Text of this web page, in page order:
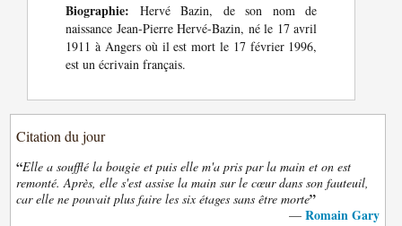
Biographie: Hervé Bazin, de son nom de
naissance Jean-Pierre Hervé-Bazin, né le 17 avril
1911 à Angers où il est mort le 17 février 1996,
est un écrivain français.
Citation du jour
“Elle a soufflé la bougie et puis elle m'a pris par la main et on est
remonté. Après, elle s'est assise la main sur le cœur dans son fauteuil,
car elle ne pouvait plus faire les six étages sans être morte”
— Romain Gary